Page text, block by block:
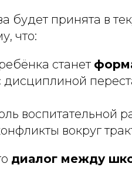
будет принята в
что:
станет
воспитательной
вокруг
диалог между